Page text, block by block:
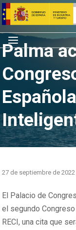
Saltar
al
contenido
Inicio
Menú
Palma
27 de septiembre de 2022
El Palacio de
el segundo
RECI, una cita que